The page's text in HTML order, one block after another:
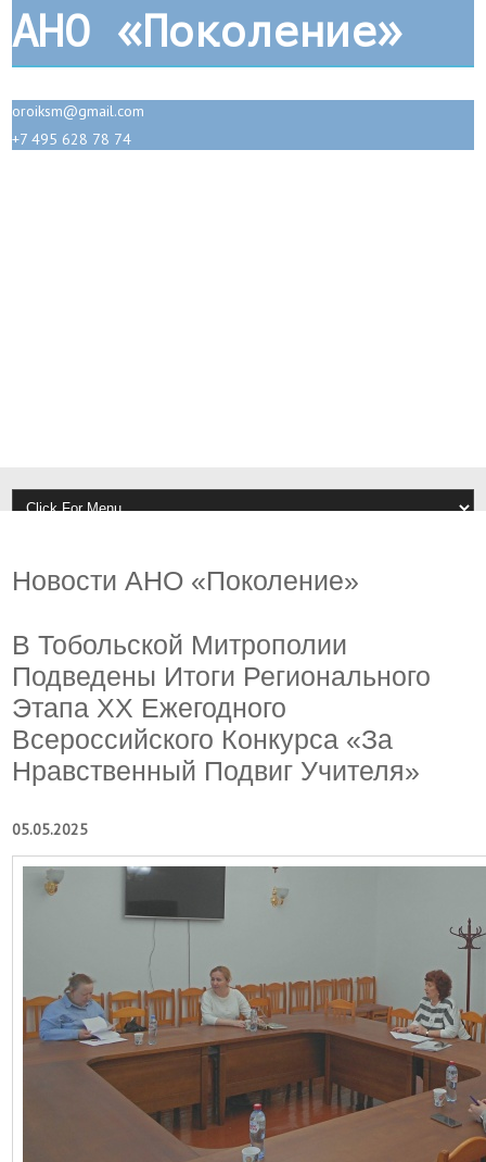
АНО «Поколение»
oroiksm@gmail.com
+7 495 628 78 74
Новости АНО «Поколение»
В Тобольской Митрополии
Подведены Итоги Регионального
Этапа XX Ежегодного
Всероссийского Конкурса «За
Нравственный Подвиг Учителя»
05.05.2025